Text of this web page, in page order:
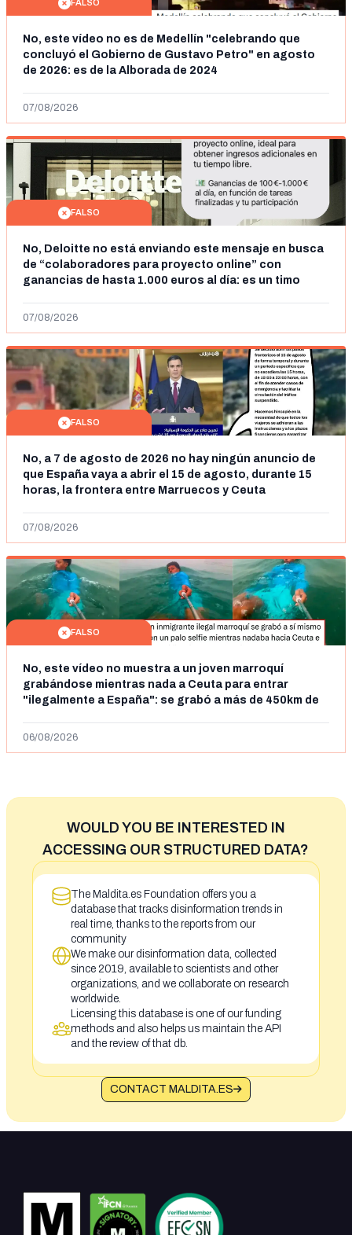
FALSO
No, este vídeo no es de Medellín "celebrando que
concluyó el Gobierno de Gustavo Petro" en agosto
de 2026: es de la Alborada de 2024
07/08/2026
FALSO
No, Deloitte no está enviando este mensaje en busca
de “colaboradores para proyecto online” con
ganancias de hasta 1.000 euros al día: es un timo
07/08/2026
FALSO
No, a 7 de agosto de 2026 no hay ningún anuncio de
que España vaya a abrir el 15 de agosto, durante 15
horas, la frontera entre Marruecos y Ceuta
07/08/2026
FALSO
No, este vídeo no muestra a un joven marroquí
grabándose mientras nada a Ceuta para entrar
"ilegalmente a España": se grabó a más de 450km de
06/08/2026
WOULD YOU BE INTERESTED IN
ACCESSING OUR STRUCTURED DATA?
The Maldita.es Foundation offers you a
database that tracks disinformation trends in
real time, thanks to the reports from our
community
We make our disinformation data, collected
since 2019, available to scientists and other
organizations, and we collaborate on research
worldwide.
Licensing this database is one of our funding
methods and also helps us maintain the API
and the review of that db.
CONTACT MALDITA.ES